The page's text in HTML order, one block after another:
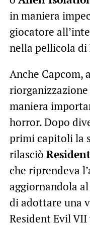
in maniera
giocatore
nella pellicola di
Anche Capcom,
maniera
horror. Dopo
primi capitoli la
rilasciò
che riprendeva
aggiornandola
di adottare una
Resident Evil